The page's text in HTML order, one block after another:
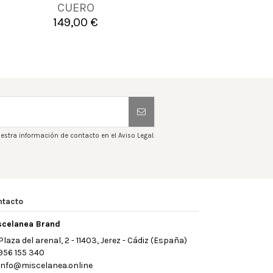
CUERO
149,00 €
Añadir al carrito
información de contacto en el Aviso Legal.
Brand
del arenal, 2 - 11403, Jerez - Cádiz (España)
155 340